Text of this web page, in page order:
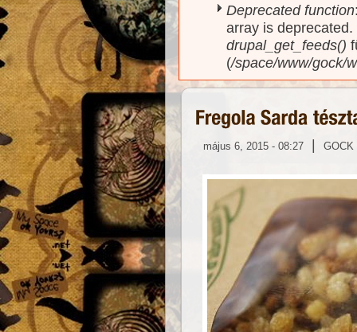
Deprecated function
array is
drupal_get_feeds()
(/space/www/gock/
május 6, 2015 - 08:27 | GOCK